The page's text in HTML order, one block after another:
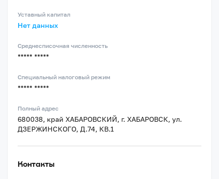
Уставный капитал
Нет данных
Среднесписочная численность
***** *****
Специальный налоговый режим
***** *****
Полный адрес
680038, край ХАБАРОВСКИЙ, г. ХАБАРОВСК, ул.
ДЗЕРЖИНСКОГО, Д.74, КВ.1
Контакты